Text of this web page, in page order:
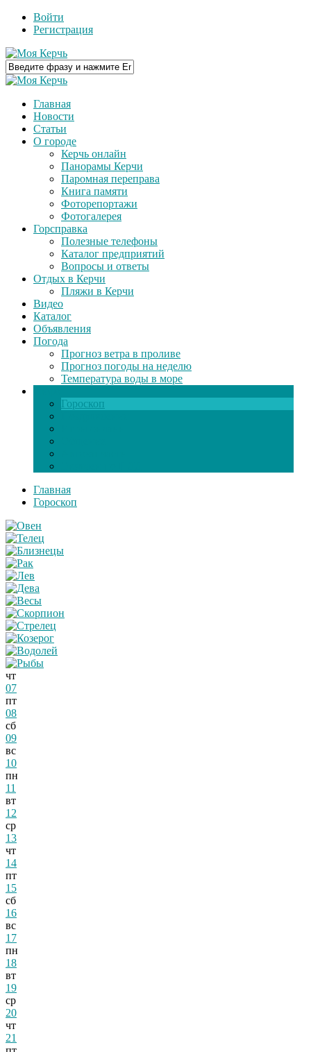
Войти
Регистрация
Главная
Новости
Статьи
О городе
Керчь онлайн
Панорамы Керчи
Паромная переправа
Книга памяти
Фоторепортажи
Фотогалерея
Горсправка
Полезные телефоны
Каталог предприятий
Вопросы и ответы
Отдых в Керчи
Пляжи в Керчи
Видео
Каталог
Объявления
Погода
Прогноз ветра в проливе
Прогноз погоды на неделю
Температура воды в море
Гороскоп
Главная
Гороскоп
чт
07
пт
08
сб
09
вс
10
пн
11
вт
12
ср
13
чт
14
пт
15
сб
16
вс
17
пн
18
вт
19
ср
20
чт
21